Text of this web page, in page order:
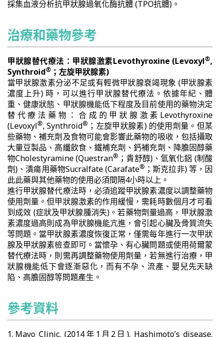
採集血液分析抗甲狀腺過氧化酶抗體 (TPO抗體)。
治療和藥物參考
甲狀腺替代療法：甲狀腺激素Levothyroxine (Levoxyl®,
Synthroid® ；左旋甲狀腺素)
當甲狀腺激素分泌不足或有輕微甲狀腺衰竭現象 (甲狀腺素
濃度上升) 時，可以進行甲狀腺替代療法。依據年紀、體
重、健康狀態、甲狀腺機能低下程度及目前使用的藥物決定
替代療法藥物：合成的甲狀腺激素Levothyroxine
(Levoxyl®, Synthroid® ；左旋甲狀腺素) 的使用劑量。但某
些藥物、補充劑及食物可能會影響此藥物的吸收，包括攝取
大量豆製品、高纖飲食、鐵補充劑、鈣補充劑、降膽固醇藥
物Cholestyramine (Questran® ；貴舒醇)、氫氧化鋁 (制酸
劑)、潰瘍用藥物Sucralfate (Carafate® ；斯克拉非) 等，因
此此藥與其他藥物的使用必須間隔4小時以上。
進行甲狀腺替代療法時，必須追蹤甲狀腺素濃度以調整藥物
使用劑量。但甲狀腺激素的作用緩慢，需耗時數個月才可看
到成效 (症狀及甲狀腺腫消失)。若藥物劑量過高，甲狀腺激
素濃度過高則成為甲狀腺機能亢進，會引起心臟及骨質流失
等問題。當甲狀腺素濃度恢復正常，僅需每年進行一次甲狀
腺及甲狀腺素檢查即可。當懷孕、有心臟問題或使用荷爾蒙
替代療法時，則需再調整藥物使用劑量，若無進行治療，甲
狀腺機能低下會逐漸惡化，而有不孕、流產、嬰兒先天缺
陷、高膽固醇等問題產生。
參考資料
Mayo Clinic. (2014年1月2日). Hashimoto’s disease.